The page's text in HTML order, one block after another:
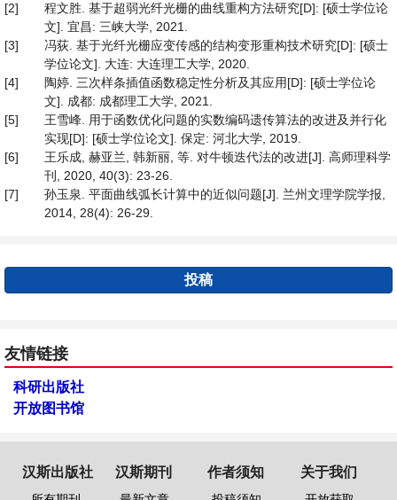
[2]
程文胜. 基于超弱光纤光栅的曲线重构方法研究[D]: [硕士学位论
文]. 宜昌: 三峡大学, 2021.
[3]
冯荻. 基于光纤光栅应变传感的结构变形重构技术研究[D]: [硕士
学位论文]. 大连: 大连理工大学, 2020.
[4]
陶婷. 三次样条插值函数稳定性分析及其应用[D]: [硕士学位论
文]. 成都: 成都理工大学, 2021.
[5]
王雪峰. 用于函数优化问题的实数编码遗传算法的改进及并行化
实现[D]: [硕士学位论文]. 保定: 河北大学, 2019.
[6]
王乐成, 赫亚兰, 韩新丽, 等. 对牛顿迭代法的改进[J]. 高师理科学
刊, 2020, 40(3): 23-26.
[7]
孙玉泉. 平面曲线弧长计算中的近似问题[J]. 兰州文理学院学报,
2014, 28(4): 26-29.
投稿
友情链接
科研出版社
开放图书馆
汉斯出版社 汉斯期刊 作者须知 关于我们